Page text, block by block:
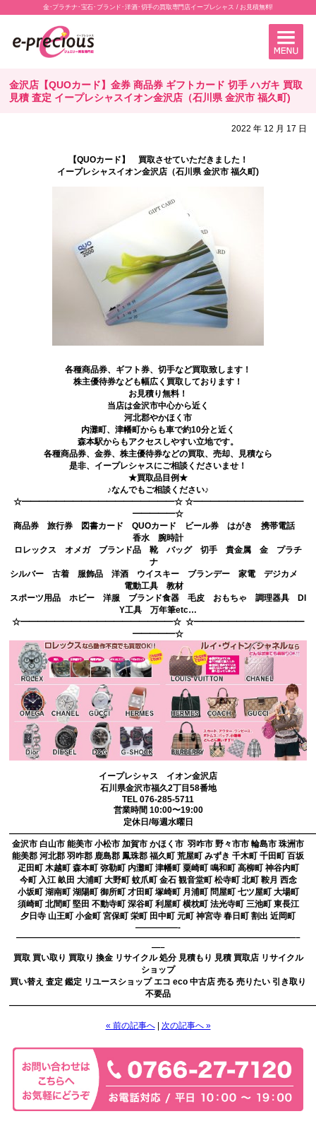
金･プラチナ･宝石･ブランド･洋酒･切手の買取専門店イープレシャス / お見積無料!
金沢店【QUOカード】金券 商品券 ギフトカード 切手 ハガキ 買取
見積 査定 イープレシャスイオン金沢店（石川県 金沢市 福久町)
2022 年 12 月 17 日
【QUOカード】 買取させていただきました！
イープレシャスイオン金沢店（石川県 金沢市 福久町)
各種商品券、ギフト券、切手など買取致します！
株主優待券なども幅広く買取しております！
お見積り無料！
当店は金沢市中心から近く
河北郡やかほく市
内灘町、津幡町からも車で約10分と近く
森本駅からもアクセスしやすい立地です。
各種商品券、金券、株主優待券などの買取、売却、見積なら
是非、イープレシャスにご相談くださいませ！
★買取品目例★
♪なんでもご相談ください♪
☆━━━━━━━━━━━━━━━━━━☆ ☆━━━━━━━━━━━━━
━━━━━☆
商品券 旅行券 図書カード QUOカード ビール券 はがき 携帯電話
香水 腕時計
ロレックス オメガ ブランド品 靴 バッグ 切手 貴金属 金 プラチ
ナ
シルバー 古着 服飾品 洋酒 ウイスキー ブランデー 家電 デジカメ
電動工具 教材
スポーツ用品 ホビー 洋服 ブランド食器 毛皮 おもちゃ 調理器具 DI
Y工具 万年筆etc…
☆━━━━━━━━━━━━━━━━━━☆ ☆━━━━━━━━━━━━━
━━━━━☆
イープレシャス イオン金沢店
石川県金沢市福久2丁目58番地
TEL 076-285-5711
営業時間 10:00〜19:00
定休日/毎週水曜日
金沢市 白山市 能美市 小松市 加賀市 かほく市 羽咋市 野々市市 輪島市 珠洲市
能美郡 河北郡 羽咋郡 鹿島郡 鳳珠郡 福久町 荒屋町 みずき 千木町 千田町 百坂
疋田町 木越町 森本町 弥勒町 内灘町 津幡町 粟崎町 鳴和町 高柳町 神谷内町
今町 入江 畝田 大浦町 大野町 蚊爪町 金石 観音堂町 松寺町 北町 鞍月 西念
小坂町 湖南町 湖陽町 御所町 才田町 塚崎町 月浦町 問屋町 七ツ屋町 大場町
須崎町 北間町 堅田 不動寺町 深谷町 利屋町 横枕町 法光寺町 三池町 東長江
夕日寺 山王町 小金町 宮保町 栄町 田中町 元町 神宮寺 春日町 割出 近岡町
—————-
—————————————————————————————————–
—–
買取 買い取り 買取り 換金 リサイクル 処分 見積もり 見積 買取店 リサイクル
ショップ
買い替え 査定 鑑定 リユースショップ エコ eco 中古店 売る 売りたい 引き取り
不要品
« 前の記事へ| 次の記事へ »